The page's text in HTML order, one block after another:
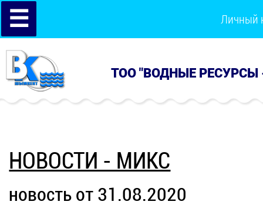
☰ Личный
ТОО "ВОДНЫЕ РЕСУРСЫ
НОВОСТИ - МИКС
новость от 31.08.2020